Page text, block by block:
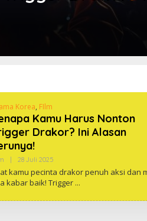
Korea, FIlm
Kamu Harus Nonton
Drakor? Ini Alasan
| 28 Juli 2025Oleh
kamu pecinta drakor penuh aksi dan
kabar baik! Trigger